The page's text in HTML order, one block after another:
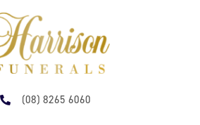
(08) 8265 6060